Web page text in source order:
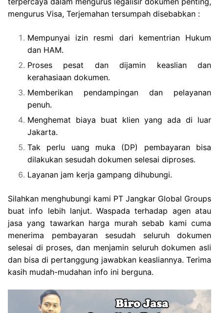
mengurus Visa, Terjemahan tersumpah disebabkan :
Mempunyai izin resmi dari kementrian Hukum
dan HAM.
Proses pesat dan dijamin keaslian dan
kerahasiaan dokumen.
Memberikan pendampingan dan pelayanan
penuh.
Menghemat biaya buat klien yang ada di luar
Jakarta.
Tak perlu uang muka (DP) pembayaran bisa
dilakukan sesudah dokumen selesai diproses.
Layanan jam kerja gampang dihubungi.
Silahkan menghubungi kami PT Jangkar Global Groups
buat info lebih lanjut. Waspada terhadap agen atau
jasa yang tawarkan harga murah sebab kami cuma
menerima pembayaran sesudah seluruh dokumen
selesai di proses, dan menjamin seluruh dokumen asli
dan bisa di pertanggung jawabkan keasliannya. Terima
kasih mudah-mudahan info ini berguna.